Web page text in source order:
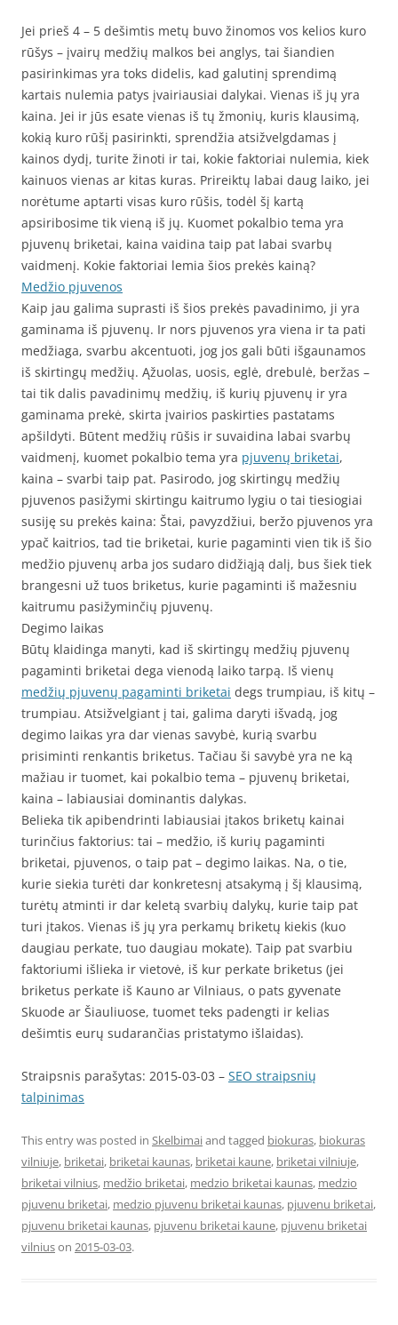
Jei prieš 4 – 5 dešimtis metų buvo žinomos vos kelios kuro
rūšys – įvairų medžių malkos bei anglys, tai šiandien
pasirinkimas yra toks didelis, kad galutinį sprendimą
kartais nulemia patys įvairiausiai dalykai. Vienas iš jų yra
kaina. Jei ir jūs esate vienas iš tų žmonių, kuris klausimą,
kokią kuro rūšį pasirinkti, sprendžia atsižvelgdamas į
kainos dydį, turite žinoti ir tai, kokie faktoriai nulemia, kiek
kainuos vienas ar kitas kuras. Prireiktų labai daug laiko, jei
norėtume aptarti visas kuro rūšis, todėl šį kartą
apsiribosime tik vieną iš jų. Kuomet pokalbio tema yra
pjuvenų briketai, kaina vaidina taip pat labai svarbų
vaidmenį. Kokie faktoriai lemia šios prekės kainą?
Medžio pjuvenos
Kaip jau galima suprasti iš šios prekės pavadinimo, ji yra
gaminama iš pjuvenų. Ir nors pjuvenos yra viena ir ta pati
medžiaga, svarbu akcentuoti, jog jos gali būti išgaunamos
iš skirtingų medžių. Ąžuolas, uosis, eglė, drebulė, beržas –
tai tik dalis pavadinimų medžių, iš kurių pjuvenų ir yra
gaminama prekė, skirta įvairios paskirties pastatams
apšildyti. Būtent medžių rūšis ir suvaidina labai svarbų
vaidmenį, kuomet pokalbio tema yra pjuvenų briketai,
kaina – svarbi taip pat. Pasirodo, jog skirtingų medžių
pjuvenos pasižymi skirtingu kaitrumo lygiu o tai tiesiogiai
susiję su prekės kaina: Štai, pavyzdžiui, beržo pjuvenos yra
ypač kaitrios, tad tie briketai, kurie pagaminti vien tik iš šio
medžio pjuvenų arba jos sudaro didžiąją dalį, bus šiek tiek
brangesni už tuos briketus, kurie pagaminti iš mažesniu
kaitrumu pasižyminčių pjuvenų.
Degimo laikas
Būtų klaidinga manyti, kad iš skirtingų medžių pjuvenų
pagaminti briketai dega vienodą laiko tarpą. Iš vienų
medžių pjuvenų pagaminti briketai degs trumpiau, iš kitų –
trumpiau. Atsižvelgiant į tai, galima daryti išvadą, jog
degimo laikas yra dar vienas savybė, kurią svarbu
prisiminti renkantis briketus. Tačiau ši savybė yra ne ką
mažiau ir tuomet, kai pokalbio tema – pjuvenų briketai,
kaina – labiausiai dominantis dalykas.
Belieka tik apibendrinti labiausiai įtakos briketų kainai
turinčius faktorius: tai – medžio, iš kurių pagaminti
briketai, pjuvenos, o taip pat – degimo laikas. Na, o tie,
kurie siekia turėti dar konkretesnį atsakymą į šį klausimą,
turėtų atminti ir dar keletą svarbių dalykų, kurie taip pat
turi įtakos. Vienas iš jų yra perkamų briketų kiekis (kuo
daugiau perkate, tuo daugiau mokate). Taip pat svarbiu
faktoriumi išlieka ir vietovė, iš kur perkate briketus (jei
briketus perkate iš Kauno ar Vilniaus, o pats gyvenate
Skuode ar Šiauliuose, tuomet teks padengti ir kelias
dešimtis eurų sudarančias pristatymo išlaidas).
Straipsnis parašytas: 2015-03-03 – SEO straipsnių
talpinimas
This entry was posted in Skelbimaiand tagged biokuras, biokuras
vilniuje, briketai, briketai kaunas, briketai kaune, briketai vilniuje,
briketai vilnius, medžio briketai, medzio briketai kaunas, medzio
pjuvenu briketai, medzio pjuvenu briketai kaunas, pjuvenu briketai,
pjuvenu briketai kaunas, pjuvenu briketai kaune, pjuvenu briketai
vilniuson 2015-03-03.